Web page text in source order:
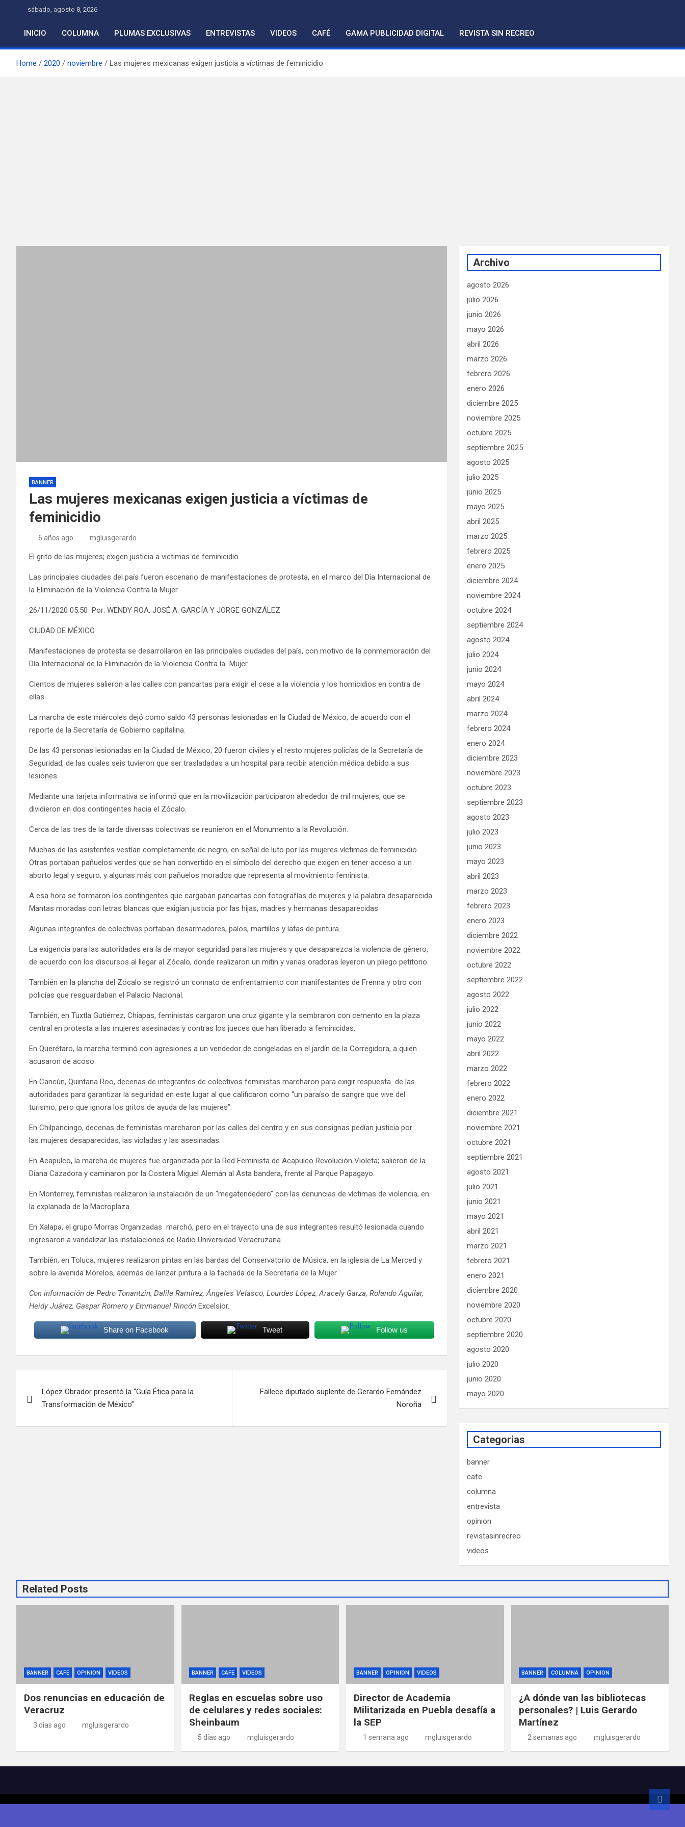
content
sábado, agosto 8, 2026
INICIO COLUMNA PLUMAS EXCLUSIVAS ENTREVISTAS VIDEOS CAFÉ GAMA PUBLICIDAD DIGITAL REVISTA SIN RECREO
Home 2020 noviembre Las mujeres mexicanas exigen justicia a víctimas de feminicidio
BANNER
Las mujeres mexicanas exigen justicia a víctimas de
feminicidio
6 años ago mgluisgerardo
El grito de las mujeres; exigen justicia a víctimas de feminicidio
Las principales ciudades del país fueron escenario de manifestaciones de protesta, en el marco del Día Internacional de
la Eliminación de la Violencia Contra la Mujer
26/11/2020 05:50 Por: WENDY ROA, JOSÉ A. GARCÍA Y JORGE GONZÁLEZ
CIUDAD DE MÉXICO.
Manifestaciones de protesta se desarrollaron en las principales ciudades del país, con motivo de la conmemoración del
Día Internacional de la Eliminación de la Violencia Contra la Mujer.
Cientos de mujeres salieron a las calles con pancartas para exigir el cese a la violencia y los homicidios en contra de
ellas.
La marcha de este miércoles dejó como saldo 43 personas lesionadas en la Ciudad de México, de acuerdo con el
reporte de la Secretaría de Gobierno capitalina.
De las 43 personas lesionadas en la Ciudad de México, 20 fueron civiles y el resto mujeres policías de la Secretaría de
Seguridad, de las cuales seis tuvieron que ser trasladadas a un hospital para recibir atención médica debido a sus
lesiones.
Mediante una tarjeta informativa se informó que en la movilización participaron alrededor de mil mujeres, que se
dividieron en dos contingentes hacia el Zócalo.
Cerca de las tres de la tarde diversas colectivas se reunieron en el Monumento a la Revolución.
Muchas de las asistentes vestían completamente de negro, en señal de luto por las mujeres víctimas de feminicidio.
Otras portaban pañuelos verdes que se han convertido en el símbolo del derecho que exigen en tener acceso a un
aborto legal y seguro, y algunas más con pañuelos morados que representa al movimiento feminista.
A esa hora se formaron los contingentes que cargaban pancartas con fotografías de mujeres y la palabra desaparecida.
Mantas moradas con letras blancas que exigían justicia por las hijas, madres y hermanas desaparecidas.
Algunas integrantes de colectivas portaban desarmadores, palos, martillos y latas de pintura.
La exigencia para las autoridades era la de mayor seguridad para las mujeres y que desaparezca la violencia de género,
de acuerdo con los discursos al llegar al Zócalo, donde realizaron un mitin y varias oradoras leyeron un pliego petitorio.
También en la plancha del Zócalo se registró un connato de enfrentamiento con manifestantes de Frenna y otro con
policías que resguardaban el Palacio Nacional.
También, en Tuxtla Gutiérrez, Chiapas, feministas cargaron una cruz gigante y la sembraron con cemento en la plaza
central en protesta a las mujeres asesinadas y contras los jueces que han liberado a feminicidas.
En Querétaro, la marcha terminó con agresiones a un vendedor de congeladas en el jardín de la Corregidora, a quien
acusaron de acoso.
En Cancún, Quintana Roo, decenas de integrantes de colectivos feministas marcharon para exigir respuesta de las
autoridades para garantizar la seguridad en este lugar al que calificaron como “un paraíso de sangre que vive del
turismo, pero que ignora los gritos de ayuda de las mujeres”.
En Chilpancingo, decenas de feministas marcharon por las calles del centro y en sus consignas pedían justicia por
las mujeres desaparecidas, las violadas y las asesinadas.
En Acapulco, la marcha de mujeres fue organizada por la Red Feminista de Acapulco Revolución Violeta; salieron de la
Diana Cazadora y caminaron por la Costera Miguel Alemán al Asta bandera, frente al Parque Papagayo.
En Monterrey, feministas realizaron la instalación de un “megatendedero” con las denuncias de víctimas de violencia, en
la explanada de la Macroplaza.
En Xalapa, el grupo Morras Organizadas marchó, pero en el trayecto una de sus integrantes resultó lesionada cuando
ingresaron a vandalizar las instalaciones de Radio Universidad Veracruzana.
También, en Toluca, mujeres realizaron pintas en las bardas del Conservatorio de Música, en la iglesia de La Merced y
sobre la avenida Morelos, además de lanzar pintura a la fachada de la Secretaría de la Mujer.
Con información de Pedro Tonantzin, Dalila Ramírez, Ángeles Velasco, Lourdes López, Aracely Garza, Rolando Aguilar,
Heidy Juárez, Gaspar Romero y Emmanuel Rincón Excelsior.
Share on Facebook Tweet Follow us
de
entradas
López Obrador presentó la “Guía Ética para la
Transformación de México”
Fallece diputado suplente de Gerardo Fernández
Noroña
Archivo
agosto 2026
julio 2026
junio 2026
mayo 2026
abril 2026
marzo 2026
febrero 2026
enero 2026
diciembre 2025
noviembre 2025
octubre 2025
septiembre 2025
agosto 2025
julio 2025
junio 2025
mayo 2025
abril 2025
marzo 2025
febrero 2025
enero 2025
diciembre 2024
noviembre 2024
octubre 2024
septiembre 2024
agosto 2024
julio 2024
junio 2024
mayo 2024
abril 2024
marzo 2024
febrero 2024
enero 2024
diciembre 2023
noviembre 2023
octubre 2023
septiembre 2023
agosto 2023
julio 2023
junio 2023
mayo 2023
abril 2023
marzo 2023
febrero 2023
enero 2023
diciembre 2022
noviembre 2022
octubre 2022
septiembre 2022
agosto 2022
julio 2022
junio 2022
mayo 2022
abril 2022
marzo 2022
febrero 2022
enero 2022
diciembre 2021
noviembre 2021
octubre 2021
septiembre 2021
agosto 2021
julio 2021
junio 2021
mayo 2021
abril 2021
marzo 2021
febrero 2021
enero 2021
diciembre 2020
noviembre 2020
octubre 2020
septiembre 2020
agosto 2020
julio 2020
junio 2020
mayo 2020
Categorias
banner
cafe
columna
entrevista
opinion
revistasinrecreo
videos
Related Posts
BANNER CAFE OPINION VIDEOS
Dos renuncias en educación de
Veracruz
3 días ago mgluisgerardo
BANNER CAFE VIDEOS
Reglas en escuelas sobre uso
de celulares y redes sociales:
Sheinbaum
5 días ago mgluisgerardo
BANNER OPINION VIDEOS
Director de Academia
Militarizada en Puebla desafía a
la SEP
1 semana ago mgluisgerardo
BANNER COLUMNA OPINION
¿A dónde van las bibliotecas
personales? | Luis Gerardo
Martínez
2 semanas ago mgluisgerardo